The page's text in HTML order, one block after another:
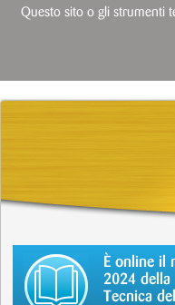
È online il
2024 della
Tecnica
Questo sito o gli strumenti